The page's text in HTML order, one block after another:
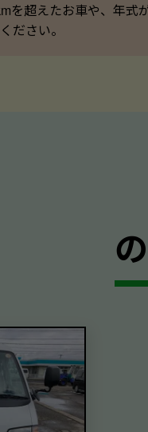
を超えたお車や、年式
ださい。